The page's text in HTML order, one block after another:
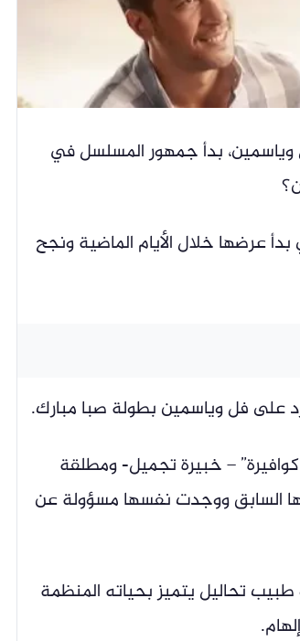
بدأ جمهور المسلسل في
عرضها خلال الأيام الماضية ونجح
على فل وياسمين بطولة صبا مبارك.
– خبيرة تجميل- ومطلقة
السابق ووجدت نفسها مسؤولة عن
تحاليل يتميز بحياته المنظمة